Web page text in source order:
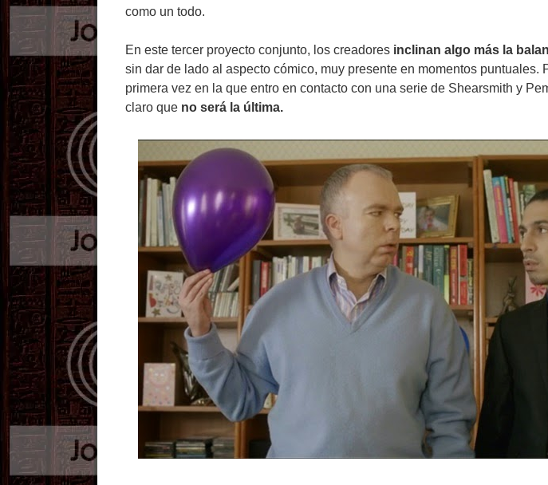
como un todo.
En este tercer proyecto conjunto, los creadores inclinan algo más la
sin dar de lado al aspecto cómico, muy presente en momentos puntuales.
primera vez en la que entro en contacto con una serie de Shearsmith y
claro que no será la última.